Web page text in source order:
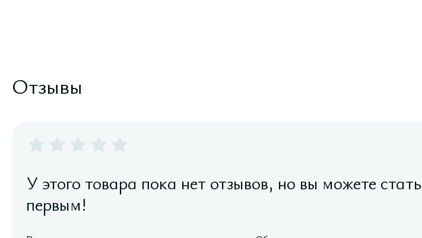
Отзывы
У этого товара пока нет отзывов, но вы можете стать
первым!